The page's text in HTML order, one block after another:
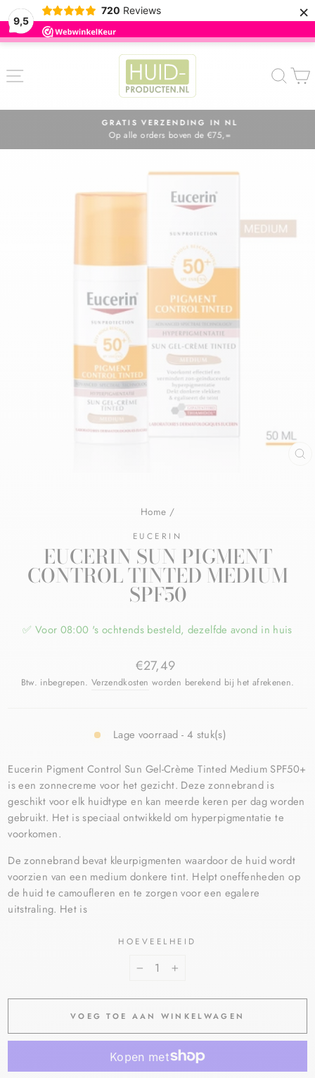
9,5
720 Reviews ×
Diavoorstelling
GRATIS VERZENDING IN NL
Op alle orders boven de €75,=
Home /
EUCERIN
EUCERIN SUN PIGMENT
CONTROL TINTED MEDIUM
SPF50
✅ Voor 08:00 's ochtends besteld, dezelfde avond in huis
€27,49
Btw. inbegrepen. Verzendkosten worden berekend bij het afrekenen.
Lage voorraad - 4 stuk(s)
Eucerin Pigment Control Sun Gel-Crème Tinted Medium SPF50+
is een zonnecreme voor het gezicht. Deze zonnebrand is
geschikt voor elk huidtype en kan meerde keren per dag worden
gebruikt. Het is speciaal ontwikkeld om hyperpigmentatie te
voorkomen.
De zonnebrand bevat kleurpigmenten waardoor de huid wordt
voorzien van een medium donkere tint. Helpt oneffenheden op
de huid te camoufleren en te zorgen voor een egalere
uitstraling. Het is
HOEVEELHEID
+
VOEG TOE AAN WINKELWAGEN